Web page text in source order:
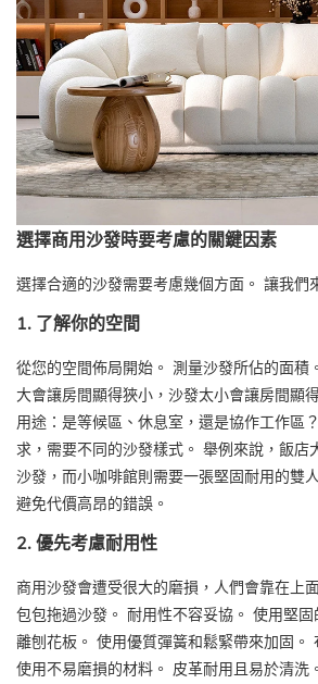
選擇商用沙發時要考慮的關鍵因素
選擇合適的沙發需要考慮幾個方面。 讓我們
1. 了解你的空間
從您的空間佈局開始。 測量沙發所佔的面積
大會讓房間顯得狹小，沙發太小會讓房間顯
用途：是等候區、休息室，還是協作工作區
求，需要不同的沙發樣式。 舉例來說，飯店
沙發，而小咖啡館則需要一張堅固耐用的雙
避免代價高昂的錯誤。
2. 優先考慮耐用性
商用沙發會遭受很大的磨損，人們會靠在上
包包拖過沙發。 耐用性不容妥協。 使用堅
離刨花板。 使用優質彈簧和鬆緊帶來加固。
使用不易磨損的材料。 皮革耐用且易於清洗